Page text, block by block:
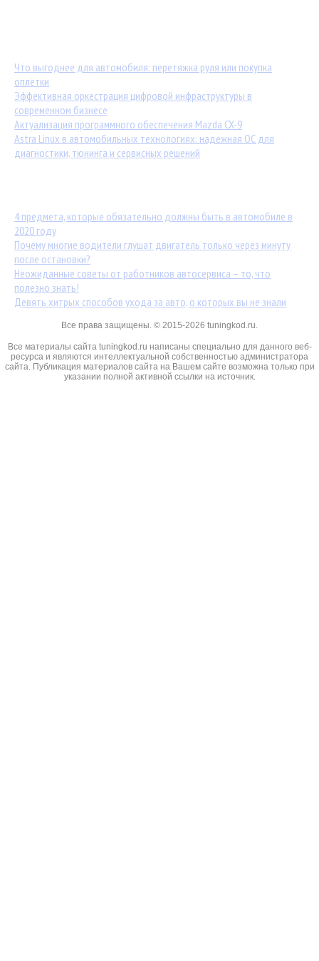
Что выгоднее для автомобиля: перетяжка руля или покупка
оплётки
Эффективная оркестрация цифровой инфраструктуры в
современном бизнесе
Актуализация программного обеспечения Mazda CX-9
Astra Linux в автомобильных технологиях: надежная ОС для
диагностики, тюнинга и сервисных решений
4 предмета, которые обязательно должны быть в автомобиле в
2020 году
Почему многие водители глушат двигатель только через минуту
после остановки?
Неожиданные советы от работников автосервиса – то, что
полезно знать!
Девять хитрых способов ухода за авто, о которых вы не знали
Все права защищены. © 2015-2026 tuningkod.ru.
Все материалы сайта tuningkod.ru написаны специально для данного веб-
ресурса и являются интеллектуальной собственностью администратора
сайта. Публикация материалов сайта на Вашем сайте возможна только при
указании полной активной ссылки на источник.